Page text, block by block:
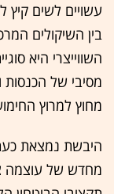
בין השיקולים
השווייצרי היא
מסיבי של הכנסות
מחוץ למרוץ
היבשת נמצאת
מחדש של עוצמה